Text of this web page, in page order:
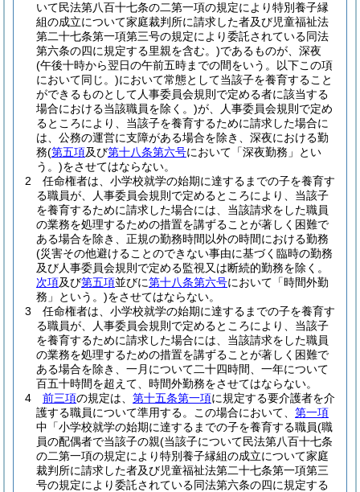
いて民法第八百十七条の二第一項の規定により特別養子縁
組の成立について家庭裁判所に請求した者及び児童福祉法
第二十七条第一項第三号の規定により委託されている同法
第六条の四に規定する里親を含む。)であるものが、深夜
(午後十時から翌日の午前五時までの間をいう。以下この項
において同じ。)において常態として当該子を養育すること
ができるものとして人事委員会規則で定める者に該当する
場合における当該職員を除く。)が、人事委員会規則で定め
るところにより、当該子を養育するために請求した場合に
は、公務の運営に支障がある場合を除き、深夜における勤
務(第五項及び第十八条第六号において「深夜勤務」とい
う。)をさせてはならない。
2
任命権者は、小学校就学の始期に達するまでの子を養育す
る職員が、人事委員会規則で定めるところにより、当該子
を養育するために請求した場合には、当該請求をした職員
の業務を処理するための措置を講ずることが著しく困難で
ある場合を除き、正規の勤務時間以外の時間における勤務
(災害その他避けることのできない事由に基づく臨時の勤務
及び人事委員会規則で定める監視又は断続的勤務を除く。
次項及び第五項並びに第十八条第六号において「時間外勤
務」という。)をさせてはならない。
3
任命権者は、小学校就学の始期に達するまでの子を養育す
る職員が、人事委員会規則で定めるところにより、当該子
を養育するために請求した場合には、当該請求をした職員
の業務を処理するための措置を講ずることが著しく困難で
ある場合を除き、一月について二十四時間、一年について
百五十時間を超えて、時間外勤務をさせてはならない。
4
前三項の規定は、 第十五条第一項に規定する要介護者を介
護する職員について準用する。
この場合において、 第一項
中「小学校就学の始期に達するまでの子を養育する職員(職
員の配偶者で当該子の親(当該子について民法第八百十七条
の二第一項の規定により特別養子縁組の成立について家庭
裁判所に請求した者及び児童福祉法第二十七条第一項第三
号の規定により委託されている同法第六条の四に規定する